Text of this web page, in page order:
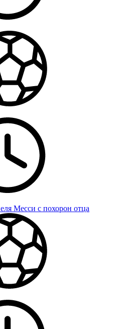
Месси с похорон отца